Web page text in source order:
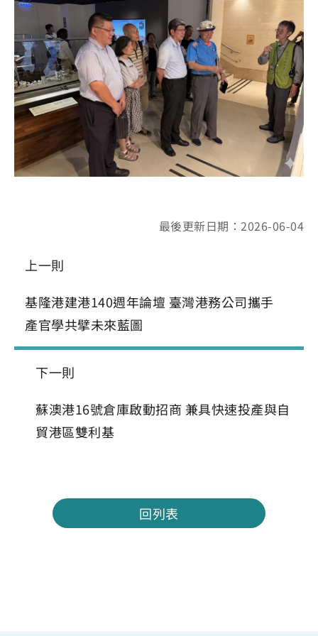
最後更新日期：2026-06-04
上一則
基隆港建港140週年論壇 臺灣港務公司攜手
產官學共擘未來藍圖
下一則
蘇澳港16號倉庫啟動招商 兼具快速投產與自
貿港區雙利基
回列表